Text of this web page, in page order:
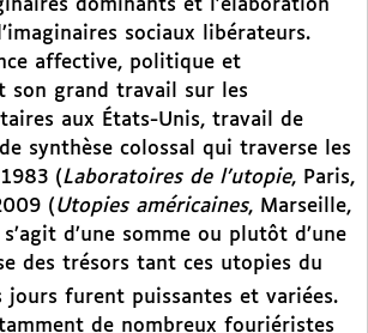
dominants et l’élaboration
sociaux libérateurs.
affective, politique et
son grand travail sur les
aux États-Unis, travail de
synthèse colossal qui traverse les
(Laboratoires de l’utopie, Paris,
(Utopies américaines, Marseille,
d’une somme ou plutôt d’une
des trésors tant ces utopies du
jours furent puissantes et variées.
de nombreux fouriéristes